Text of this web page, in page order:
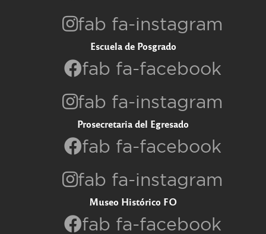
fab fa-instagram
Escuela de Posgrado
fab fa-facebook
fab fa-instagram
Prosecretaria del Egresado
fab fa-facebook
fab fa-instagram
Museo Histórico FO
fab fa-facebook